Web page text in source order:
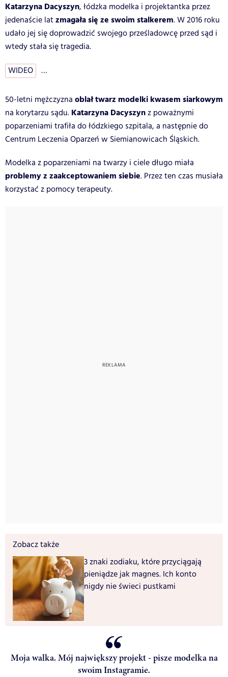
Katarzyna Dacyszyn, łódzka modelka i projektantka przez
jedenaście latzmagała się ze swoim stalkerem. W 2016 roku
udało jej się doprowadzić swojego prześladowcę przed sąd i
wtedy stała się tragedia.
WIDEO …
50-letni mężczyzna oblał twarz modelki kwasem siarkowym
na korytarzu sądu. Katarzyna Dacyszynz poważnymi
poparzeniami trafiła do łódzkiego szpitala, a następnie do
Centrum Leczenia Oparzeń w Siemianowicach Śląskich.
Modelka z poparzeniami na twarzy i ciele długo miała
problemy z zaakceptowaniem siebie. Przez ten czas musiała
korzystać z pomocy terapeuty.
Zobacz także
3 znaki zodiaku, które przyciągają
pieniądze jak magnes. Ich konto
nigdy nie świeci pustkami
Moja walka. Mój największy projekt - pisze modelka na
swoim Instagramie.